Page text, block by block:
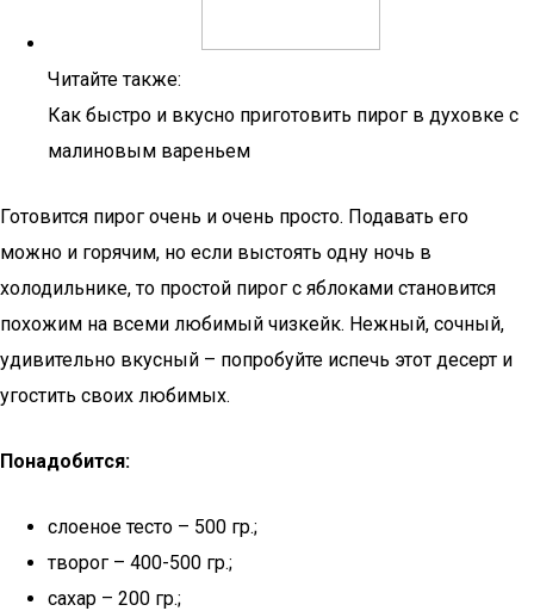
Читайте также:
Как быстро и вкусно приготовить пирог в духовке с
малиновым вареньем
Готовится пирог очень и очень просто. Подавать его
можно и горячим, но если выстоять одну ночь в
холодильнике, то простой пирог с яблоками становится
похожим на всеми любимый чизкейк. Нежный, сочный,
удивительно вкусный – попробуйте испечь этот десерт и
угостить своих любимых.
Понадобится:
слоеное тесто – 500 гр.;
творог – 400-500 гр.;
сахар – 200 гр.;